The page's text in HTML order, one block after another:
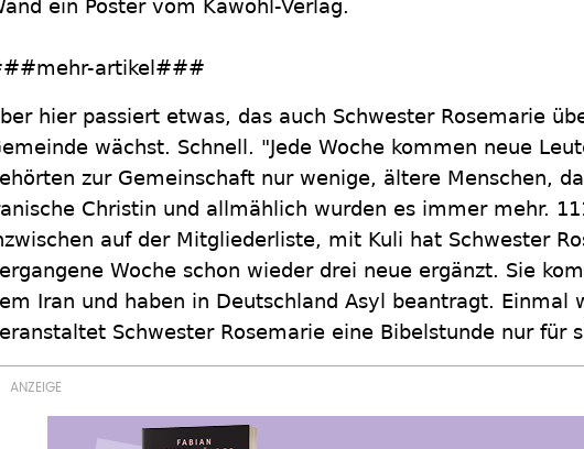
ein Poster vom Kawohl-Verlag.
artikel###
hier passiert etwas, das auch Schwester Rosemarie
wächst. Schnell. "Jede Woche kommen neue
zur Gemeinschaft nur wenige, ältere Menschen,
Christin und allmählich wurden es immer mehr.
auf der Mitgliederliste, mit Kuli hat Schwester
Woche schon wieder drei neue ergänzt. Sie
Iran und haben in Deutschland Asyl beantragt. Einmal
Schwester Rosemarie eine Bibelstunde nur für